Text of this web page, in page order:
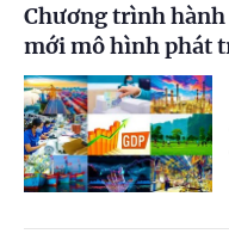
Chương trình hành
mới mô hình phát